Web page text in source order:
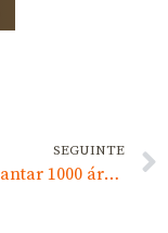
SEGUINTE
Vamos plantar 1000 árvores